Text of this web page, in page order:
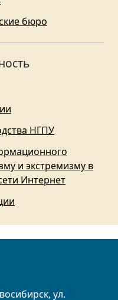
бюро
НГПУ
и экстремизму в
Интернет
ул.